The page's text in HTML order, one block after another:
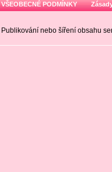
VŠEOBECNÉ PODMÍNKY
Publikování nebo šíření obsahu